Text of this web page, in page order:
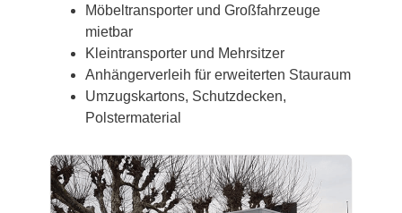
Möbeltransporter und Großfahrzeuge
mietbar
Kleintransporter und Mehrsitzer
Anhängerverleih für erweiterten Stauraum
Umzugskartons, Schutzdecken,
Polstermaterial